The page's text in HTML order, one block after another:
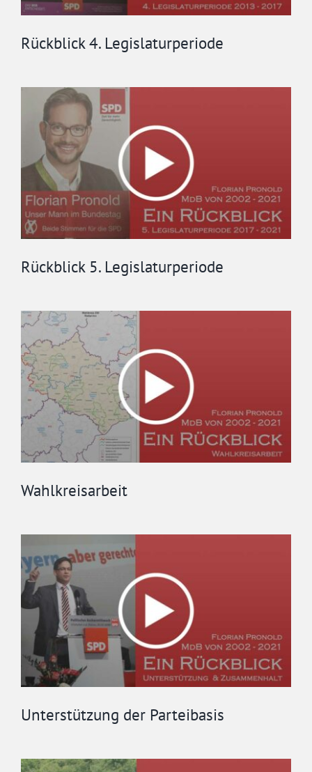
Rückblick 4. Legislaturperiode
Rückblick 5. Legislaturperiode
Wahlkreisarbeit
Unterstützung der Parteibasis